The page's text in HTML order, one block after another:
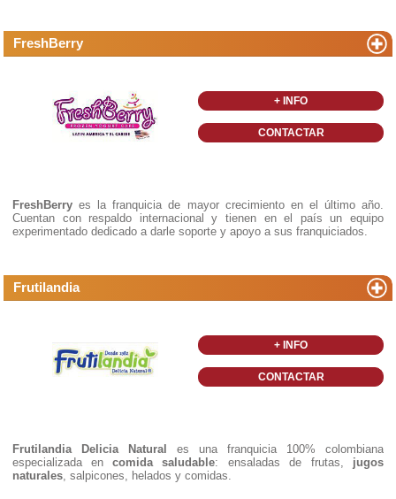
FreshBerry
+ INFO
CONTACTAR
FreshBerry es la franquicia de mayor crecimiento en el último año.
Cuentan con respaldo internacional y tienen en el país un equipo
experimentado dedicado a darle soporte y apoyo a sus franquiciados.
Frutilandia
+ INFO
CONTACTAR
Frutilandia Delicia Natural es una franquicia 100% colombiana
especializada en comida saludable: ensaladas de frutas, jugos
naturales , salpicones, helados y comidas.